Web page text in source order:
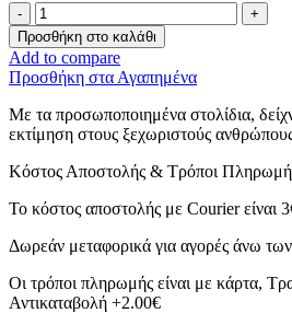
Ξύλινο
Στολίδι
-
Doctor-
ποσότητα
Προσθήκη στο καλάθι
Add to compare
Προσθήκη στα Αγαπημένα
Με τα προσωποποιημένα στολίδια,
εκτίμηση στους ξεχωριστούς
Κόστος Αποστολής & Τρόποι
Το κόστος αποστολής με Courier είναι
Δωρεάν μεταφορικά για αγορές άνω
Οι τρόποι πληρωμής είναι με κάρτα,
Αντικαταβολή +2.00€